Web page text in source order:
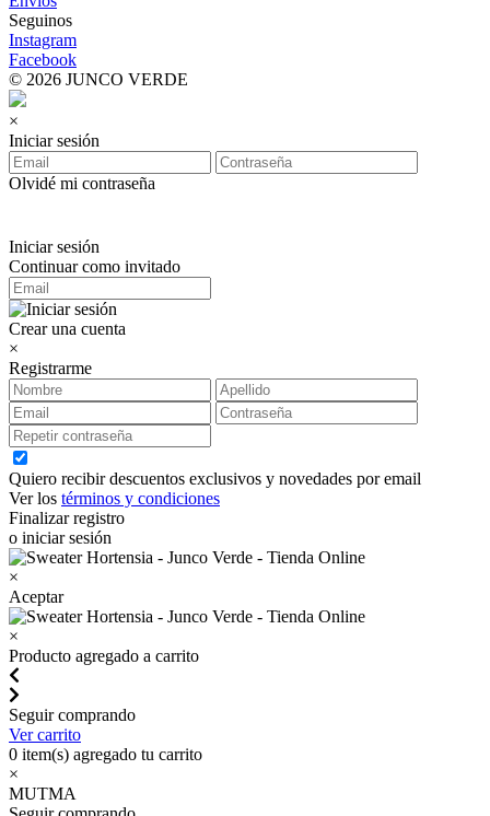
Seguinos
Instagram
Facebook
© 2026 JUNCO VERDE
×
Iniciar sesión
Olvidé mi contraseña
Iniciar sesión
Continuar como invitado
Crear una cuenta
×
Registrarme
Quiero recibir descuentos exclusivos y novedades por email
Ver los términos y condiciones
Finalizar registro
o iniciar sesión
×
Aceptar
×
Producto agregado a carrito
Seguir comprando
Ver carrito
0 item(s) agregado tu carrito
×
MUTMA